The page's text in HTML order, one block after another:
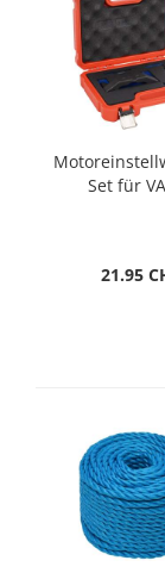
Set für
21.95